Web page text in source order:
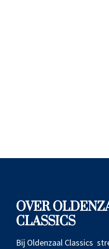
OVER
CLASSICS
Bij Oldenzaal Classics